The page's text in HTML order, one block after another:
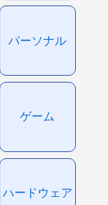
パーソナル
ゲーム
ハードウェア